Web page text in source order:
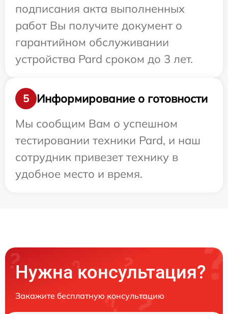
подписания акта выполненных
работ Вы получите документ о
гарантийном обслуживании
устройства Pard сроком до 3 лет.
5
Информирование о готовности
Мы сообщим Вам о успешном
тестировании техники Pard, и наш
сотрудник привезет технику в
удобное место и время.
Нужна консультация?
Закажите бесплатную консультацию